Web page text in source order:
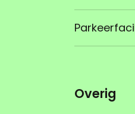
Overig